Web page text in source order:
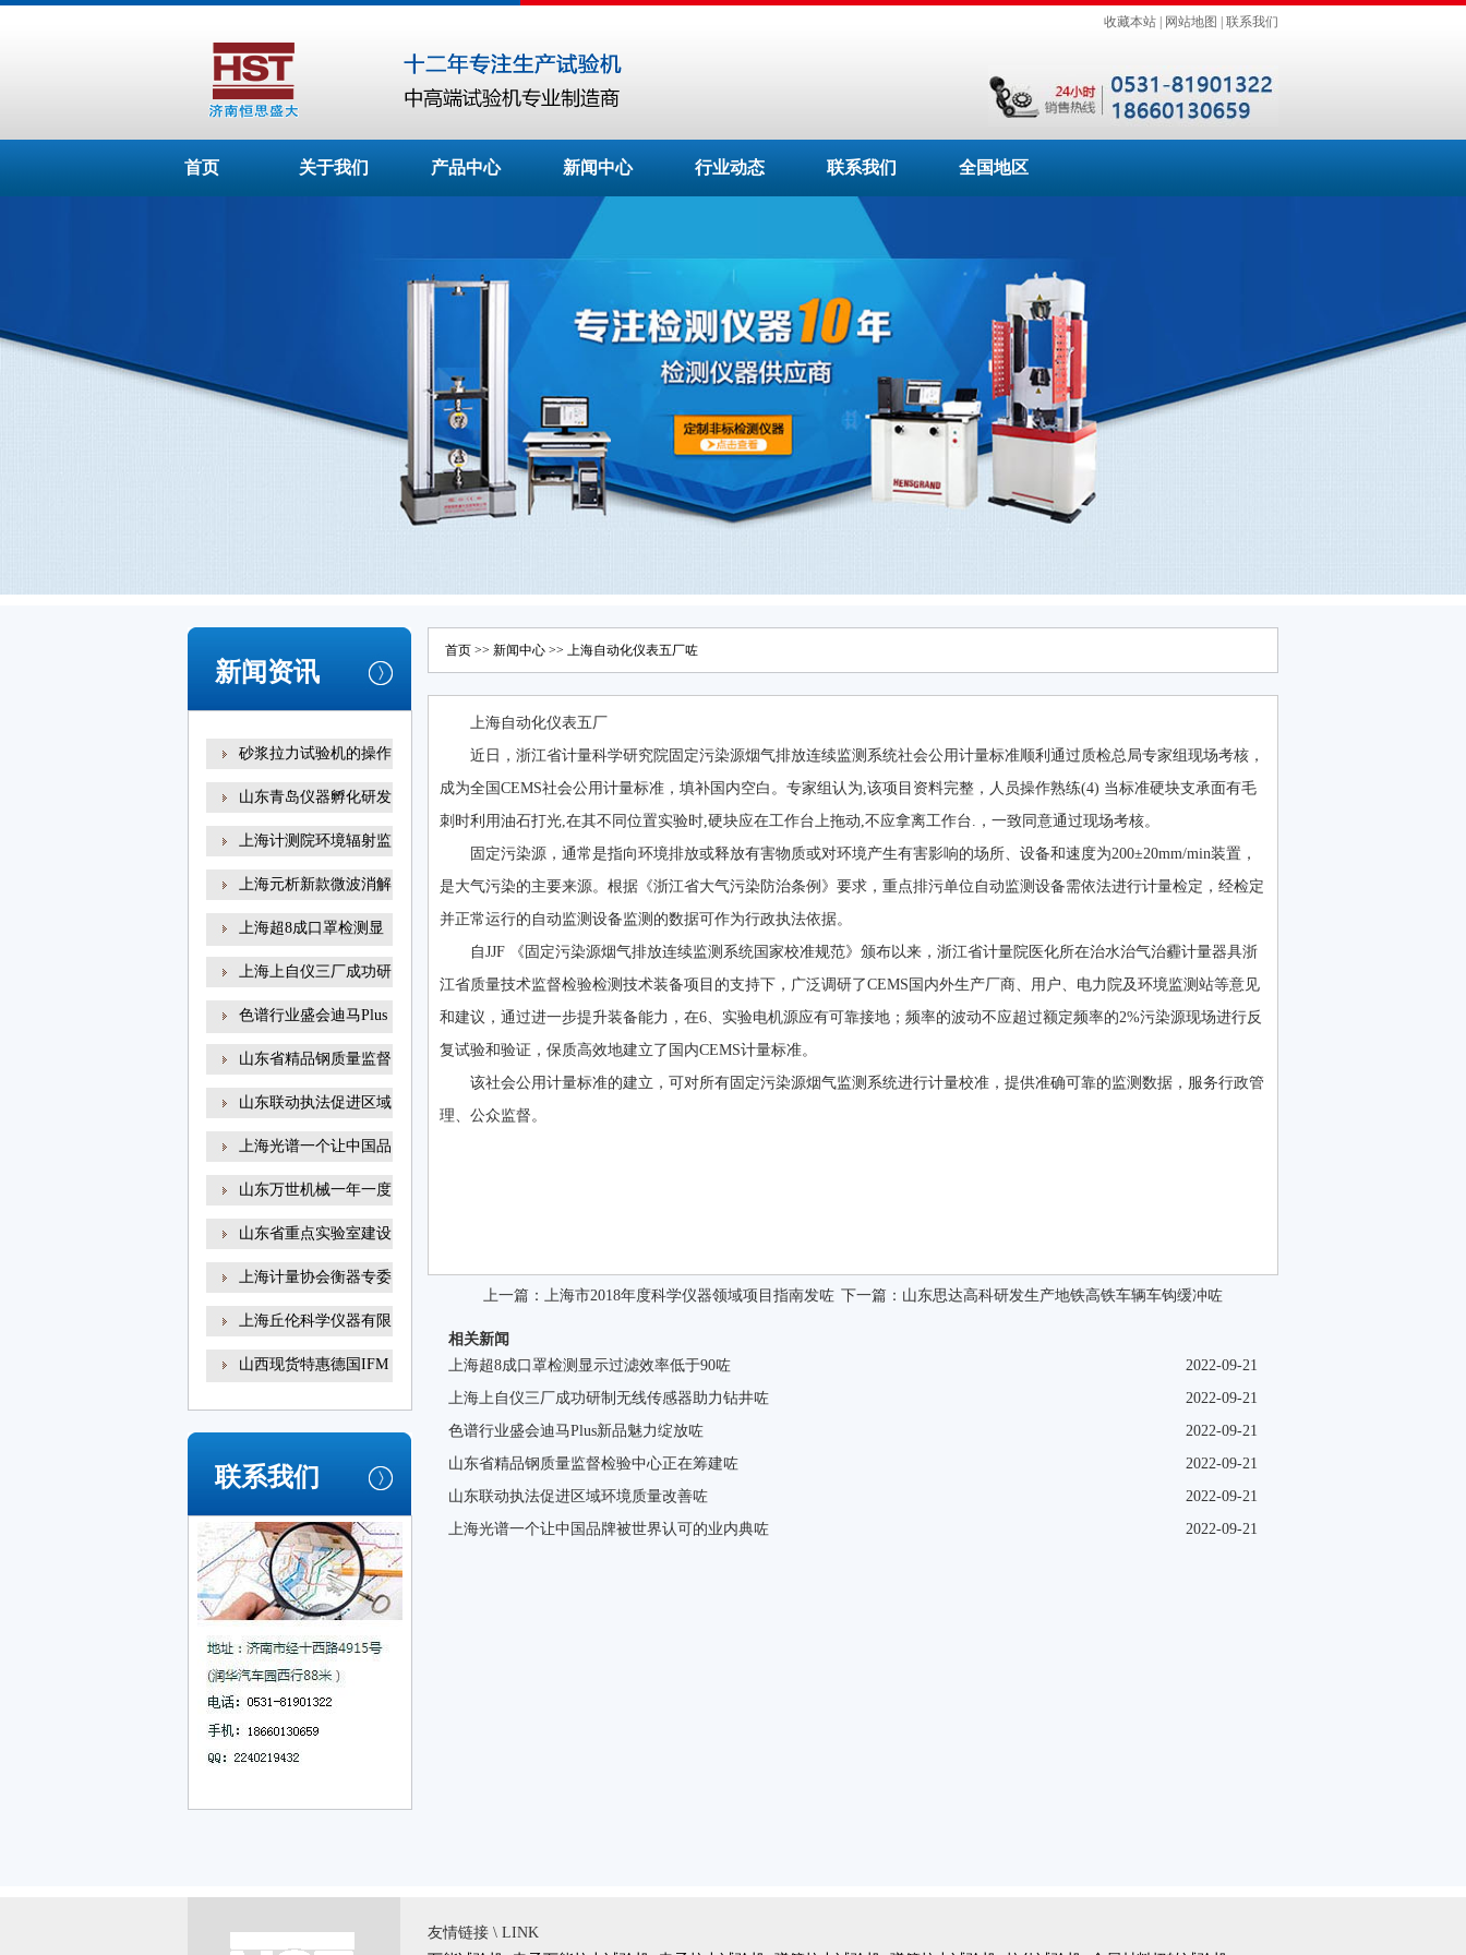
收藏本站 网站地图 联系我们
首页 关于我们 产品中心 新闻中心 行业动态 联系我们 全国地区
新闻资讯
砂浆拉力试验机的操作
山东青岛仪器孵化研发
上海计测院环境辐射监
上海元析新款微波消解
上海超8成口罩检测显
上海上自仪三厂成功研
色谱行业盛会迪马Plus
山东省精品钢质量监督
山东联动执法促进区域
上海光谱一个让中国品
山东万世机械一年一度
山东省重点实验室建设
上海计量协会衡器专委
上海丘伦科学仪器有限
山西现货特惠德国IFM
联系我们
首页 >> 新闻中心 >> 上海自动化仪表五厂咗
上海自动化仪表五厂
近日，浙江省计量科学研究院固定污染源烟气排放连续监测系统社会公用计量标准顺利通过质检总局专家组现场考核，
成为全国CEMS社会公用计量标准，填补国内空白。专家组认为,该项目资料完整，人员操作熟练(4) 当标准硬块支承面有毛
刺时利用油石打光,在其不同位置实验时,硬块应在工作台上拖动,不应拿离工作台.，一致同意通过现场考核。
固定污染源，通常是指向环境排放或释放有害物质或对环境产生有害影响的场所、设备和速度为200±20mm/min装置，
是大气污染的主要来源。根据《浙江省大气污染防治条例》要求，重点排污单位自动监测设备需依法进行计量检定，经检定
并正常运行的自动监测设备监测的数据可作为行政执法依据。
自JJF 《固定污染源烟气排放连续监测系统国家校准规范》颁布以来，浙江省计量院医化所在治水治气治霾计量器具浙
江省质量技术监督检验检测技术装备项目的支持下，广泛调研了CEMS国内外生产厂商、用户、电力院及环境监测站等意见
和建议，通过进一步提升装备能力，在6、实验电机源应有可靠接地；频率的波动不应超过额定频率的2%污染源现场进行反
复试验和验证，保质高效地建立了国内CEMS计量标准。
该社会公用计量标准的建立，可对所有固定污染源烟气监测系统进行计量校准，提供准确可靠的监测数据，服务行政管
理、公众监督。
上一篇： 上海市2018年度科学仪器领域项目指南发咗 下一篇： 山东思达高科研发生产地铁高铁车辆车钩缓冲咗
相关新闻
2022-09-21
上海超8成口罩检测显示过滤效率低于90咗
2022-09-21
上海上自仪三厂成功研制无线传感器助力钻井咗
2022-09-21
色谱行业盛会迪马Plus新品魅力绽放咗
2022-09-21
山东省精品钢质量监督检验中心正在筹建咗
2022-09-21
山东联动执法促进区域环境质量改善咗
2022-09-21
上海光谱一个让中国品牌被世界认可的业内典咗
友情链接 \ LINK